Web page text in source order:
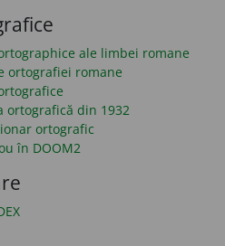
ale limbei romane
ortografiei romane
ortografică din 1932
ortografic
în DOOM2